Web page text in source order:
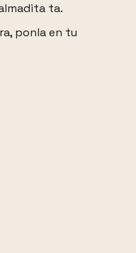
ta.
ponla en tu